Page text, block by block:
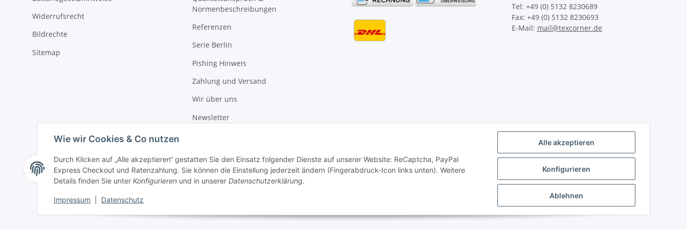
Widerrufsrecht
Bildrechte
Sitemap
Normenbeschreibungen
Referenzen
Serie Berlin
Pishing Hinweis
Zahlung und Versand
Wir über uns
Newsletter
Tel: +49 (0) 5132 8230689
Fax: +49 (0) 5132 8230693
E-Mail: mail@texcorner.de
Wie wir Cookies & Co nutzen
Durch Klicken auf „Alle akzeptieren“ gestatten Sie den Einsatz folgender Dienste auf unserer Website: ReCaptcha, PayPal
Express Checkout und Ratenzahlung. Sie können die Einstellung jederzeit ändern (Fingerabdruck-Icon links unten). Weitere
Details finden Sie unter Konfigurieren und in unserer Datenschutzerklärung.
Impressum Datenschutz
Alle akzeptieren
Konfigurieren
Ablehnen